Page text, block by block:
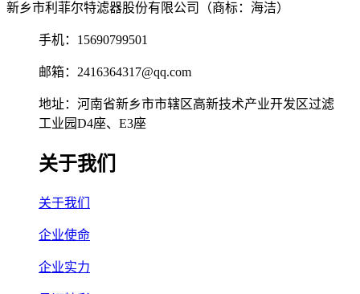
新乡市利菲尔特滤器股份有限公司（商标：海洁）
手机：15690799501
邮箱：2416364317@qq.com
地址：河南省新乡市市辖区高新技术产业开发区过滤
工业园D4座、E3座
关于我们
关于我们
企业使命
企业实力